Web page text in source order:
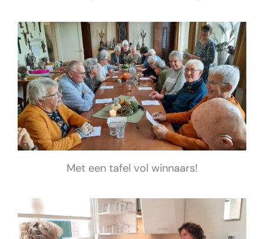
Met een tafel vol winnaars!